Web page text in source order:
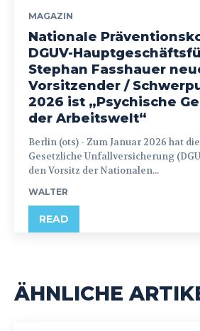
MAGAZIN
Nationale
DGUV-
Stephan Fasshauer
Vorsitzender /
2026 ist „Psychische
der Arbeitswelt“
Berlin (ots) - Zum Januar 2026 hat die Deutsche
Gesetzliche Unfallversicherung
den Vorsitz der Nationalen...
WALTER
READ
ÄHNLICHE